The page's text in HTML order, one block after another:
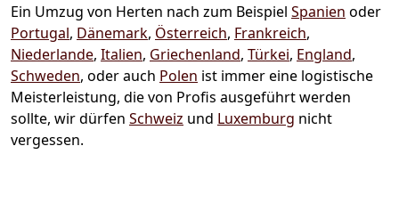
Ein Umzug von Herten nach zum Beispiel Spanien oder
Portugal, Dänemark, Österreich, Frankreich,
Niederlande, Italien, Griechenland, Türkei, England,
Schweden, oder auch Polen ist immer eine logistische
Meisterleistung, die von Profis ausgeführt werden
sollte, wir dürfen Schweiz und Luxemburg nicht
vergessen.